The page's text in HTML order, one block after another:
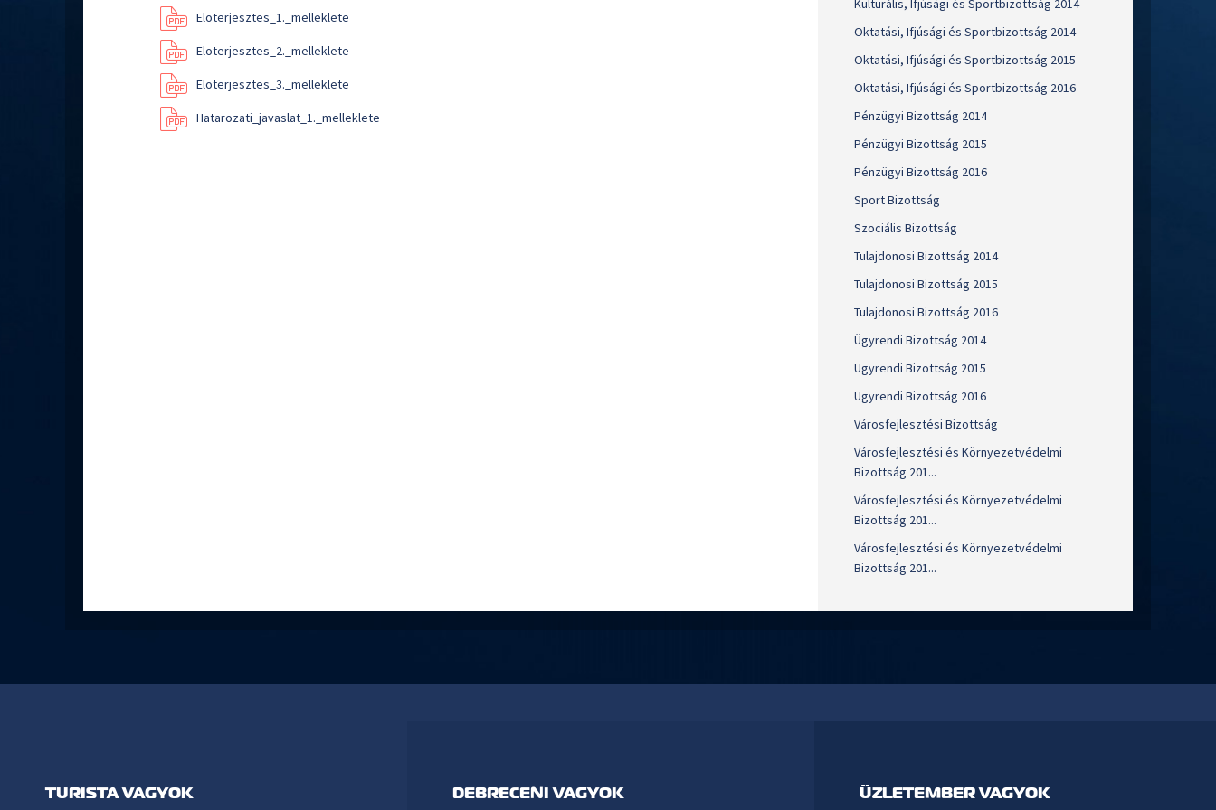
Eloterjesztes_1._melleklete
Eloterjesztes_2._melleklete
Eloterjesztes_3._melleklete
Hatarozati_javaslat_1._melleklete
Kulturális, Ifjúsági és Sportbizottság 2014
Oktatási, Ifjúsági és Sportbizottság 2014
Oktatási, Ifjúsági és Sportbizottság 2015
Oktatási, Ifjúsági és Sportbizottság 2016
Pénzügyi Bizottság 2014
Pénzügyi Bizottság 2015
Pénzügyi Bizottság 2016
Sport Bizottság
Szociális Bizottság
Tulajdonosi Bizottság 2014
Tulajdonosi Bizottság 2015
Tulajdonosi Bizottság 2016
Ügyrendi Bizottság 2014
Ügyrendi Bizottság 2015
Ügyrendi Bizottság 2016
Városfejlesztési Bizottság
Városfejlesztési és Környezetvédelmi
Bizottság 201...
Városfejlesztési és Környezetvédelmi
Bizottság 201...
Városfejlesztési és Környezetvédelmi
Bizottság 201...
TURISTA VAGYOK DEBRECENI VAGYOK ÜZLETEMBER VAGYOK